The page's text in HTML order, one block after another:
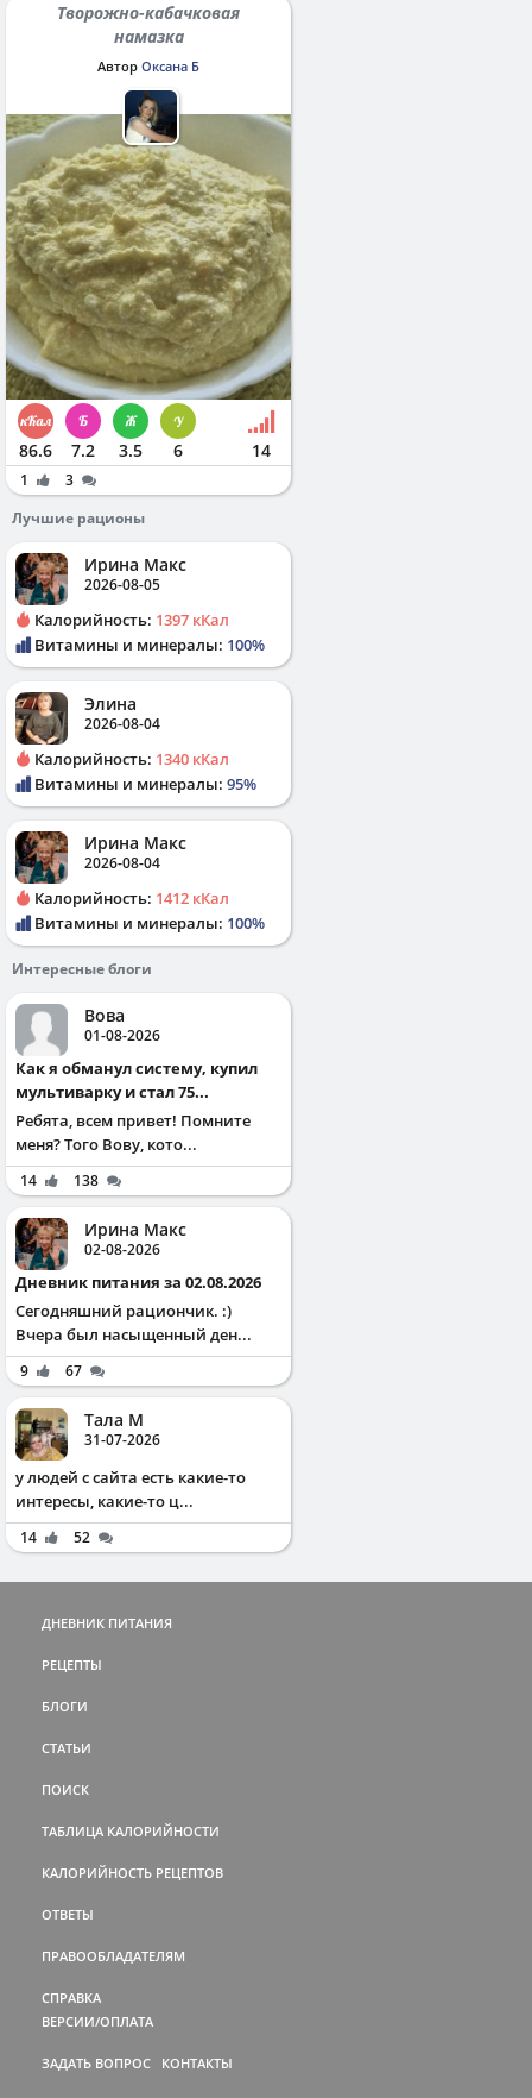
Творожно-кабачковая
намазка
Автор Оксана Б
86.6 7.2 3.5 6 14
1
3
Лучшие рационы
Ирина Макс
2026-08-05
Калорийность: 1397 кКал
Витамины и минералы: 100%
Элина
2026-08-04
Калорийность: 1340 кКал
Витамины и минералы: 95%
Ирина Макс
2026-08-04
Калорийность: 1412 кКал
Витамины и минералы: 100%
Интересные блоги
Вова
01-08-2026
Как я обманул систему, купил
мультиварку и стал 75...
Ребята, всем привет! Помните
меня? Того Вову, кото...
14 138
Ирина Макс
02-08-2026
Дневник питания за 02.08.2026
Сегодняшний рациончик. :)
Вчера был насыщенный ден...
9 67
Тала М
31-07-2026
у людей с сайта есть какие-то
интересы, какие-то ц...
14 52
ДНЕВНИК ПИТАНИЯ
РЕЦЕПТЫ
БЛОГИ
СТАТЬИ
ПОИСК
ТАБЛИЦА КАЛОРИЙНОСТИ
КАЛОРИЙНОСТЬ РЕЦЕПТОВ
ОТВЕТЫ
ПРАВООБЛАДАТЕЛЯМ
СПРАВКА
ВЕРСИИ/ОПЛАТА
ЗАДАТЬ ВОПРОС КОНТАКТЫ